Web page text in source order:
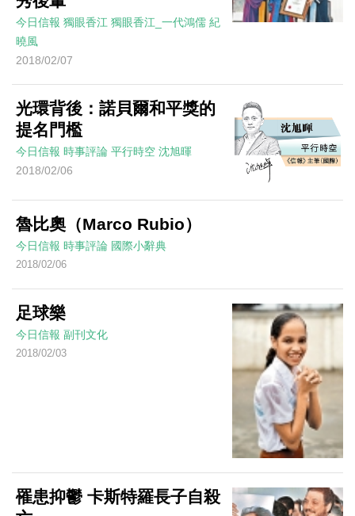
今日信報 獨眼香江 獨眼香江_一代鴻儒 紀
曉風
2018/02/07
光環背後：諾貝爾和平獎的
提名門檻
今日信報 時事評論 平行時空 沈旭暉
2018/02/06
魯比奧（Marco Rubio）
今日信報 時事評論 國際小辭典
2018/02/06
足球樂
今日信報 副刊文化
2018/02/03
罹患抑鬱 卡斯特羅長子自殺